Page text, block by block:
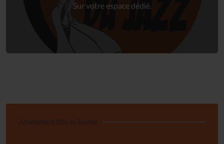
Sur votre espace dédié.
Abonnement libre au Journal